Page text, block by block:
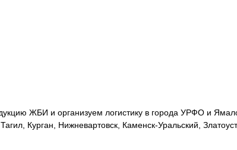
ЖБИ и организуем логистику в города УРФО и
Курган, Нижневартовск, Каменск-Уральский,